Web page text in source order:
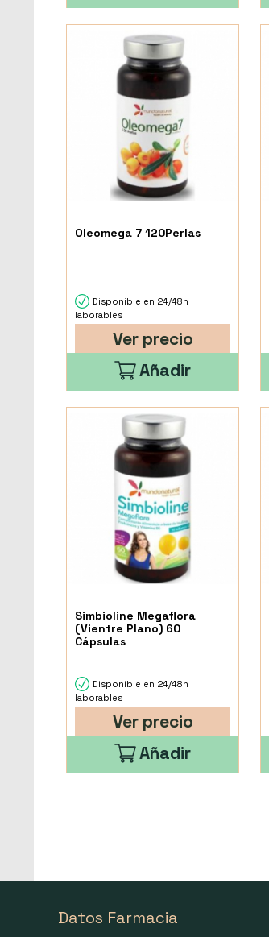
Oleomega 7 120Perlas
Disponible en 24/48h
laborables
Ver precio
Añadir
Simbioline Megaflora
(Vientre Plano) 60
Cápsulas
Disponible en 24/48h
laborables
Ver precio
Añadir
Datos Farmacia